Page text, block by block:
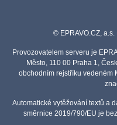
© EPRAVO.CZ,
Provozovatelem serveru je
Město, 110 00 Praha 1,
obchodním rejstříku vedeném
Automatické vytěžování textů a
směrnice 2019/790/EU je